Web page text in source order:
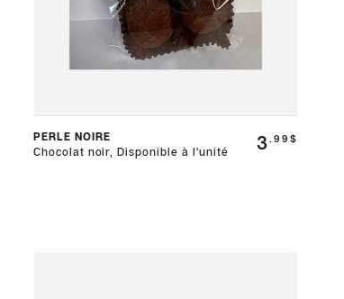
PERLE NOIRE
Chocolat noir, Disponible à l'unité
3 .99$